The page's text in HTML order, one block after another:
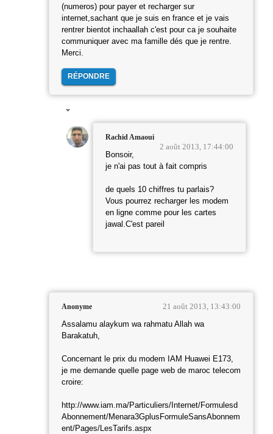
(numeros) pour payer et recharger sur
internet,sachant que je suis en france et je vais
rentrer bientot inchaallah c'est pour ca je souhaite
communiquer avec ma famille dés que je rentre.
Merci.
RÉPONDRE
Rachid Amaoui
2 août 2013, 17:44:00
Bonsoir,
je n'ai pas tout à fait compris
de quels 10 chiffres tu parlais?
Vous pourrez recharger les modem
en ligne comme pour les cartes
jawal.C'est pareil
Anonyme 21 août 2013, 13:43:00
Assalamu alaykum wa rahmatu Allah wa
Barakatuh,
Concernant le prix du modem IAM Huawei E173,
je me demande quelle page web de maroc telecom
croire:
http://www.iam.ma/Particuliers/Internet/Formulesd
Abonnement/Menara3GplusFormuleSansAbonnem
ent/Pages/LesTarifs.aspx